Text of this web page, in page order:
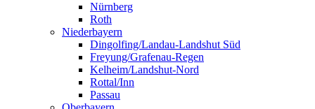
Nürnberg
Roth
Niederbayern
Dingolfing/Landau-Landshut Süd
Freyung/Grafenau-Regen
Kelheim/Landshut-Nord
Rottal/Inn
Passau